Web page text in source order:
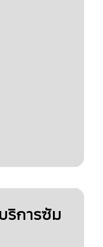
การซัม